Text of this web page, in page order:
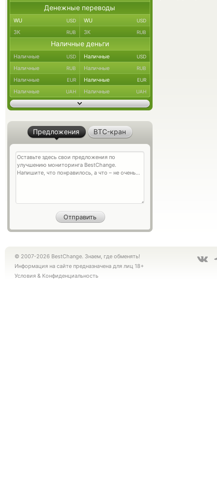
Денежные переводы
WU USD WU USD
ЗК RUB ЗК RUB
Наличные деньги
Наличные USD Наличные USD
Наличные RUB Наличные RUB
Наличные EUR Наличные EUR
Наличные UAH Наличные UAH
Предложения BTC-кран
© 2007-2026 BestChange. Знаем, где обменять!
Информация на сайте предназначена для лиц 18+
Условия & Конфиденциальность